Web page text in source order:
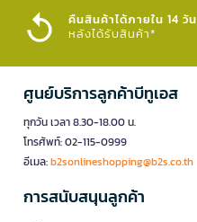
คืนสินค้าได้ภายใน 14 วัน
หลังได้รับสินค้า*
ศูนย์บริการลูกค้าบีทูเอส
ทุกวัน เวลา 8.30-18.00 น.
โทรศัพท์: 02-115-0999
อีเมล:b2sonlineshopping@b2s.co.th
การสนับสนุนลูกค้า